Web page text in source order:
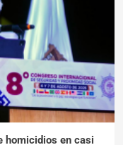
homicidios en casi